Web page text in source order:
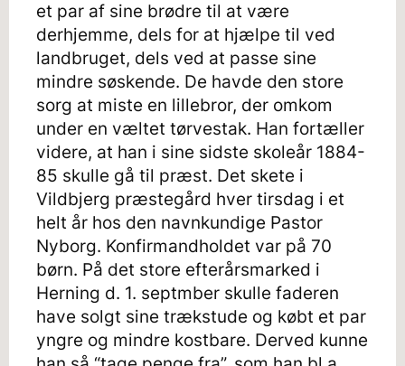
et par af sine brødre til at være
derhjemme, dels for at hjælpe til ved
landbruget, dels ved at passe sine
mindre søskende. De havde den store
sorg at miste en lillebror, der omkom
under en væltet tørvestak. Han fortæller
videre, at han i sine sidste skoleår 1884-
85 skulle gå til præst. Det skete i
Vildbjerg præstegård hver tirsdag i et
helt år hos den navnkundige Pastor
Nyborg. Konfirmandholdet var på 70
børn. På det store efterårsmarked i
Herning d. 1. septmber skulle faderen
have solgt sine trækstude og købt et par
yngre og mindre kostbare. Derved kunne